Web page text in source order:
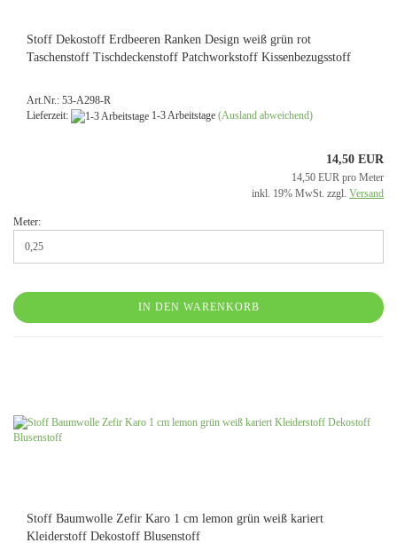
Stoff Dekostoff Erdbeeren Ranken Design weiß grün rot
Taschenstoff Tischdeckenstoff Patchworkstoff Kissenbezugsstoff
Art.Nr.: 53-A298-R
Lieferzeit:
1-3 Arbeitstage (Ausland abweichend)
14,50 EUR
14,50 EUR pro Meter
inkl. 19% MwSt. zzgl. Versand
Meter:
IN DEN WARENKORB
Stoff Baumwolle Zefir Karo 1 cm lemon grün weiß kariert
Kleiderstoff Dekostoff Blusenstoff